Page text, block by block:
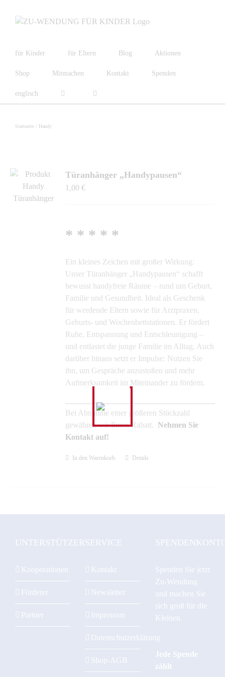
für Kinder für Eltern Blog Aktionen
Shop Mitmachen Kontakt Spenden
englisch
Startseite Handy
Türanhänger „Handypausen“
1,00€
* * * * *
Ein kleines Zeichen mit großer Wirkung:
Unser Türanhänger „Handypausen“ schafft
bewusst handyfreie Räume – rund um Geburt,
Familie und Gesundheit. Ideal als Geschenk
für werdende Eltern sowie für Arztpraxen,
Geburts- und Wochenbettstationen. Er fördert
Ruhe, Entspannung und Entschleunigung –
und entlastet die junge Familie im Alltag. Auch
darüber hinaus setzt er Impulse: Nutzen Sie
ihn, um Gespräche anzustoßen und mehr
Aufmerksamkeit im Miteinander zu fördern.
Bei Abnahme einer größeren Stückzahl
gewähren wir Ihnen Rabatt. Nehmen Sie
Kontakt auf!
In den Warenkorb Details
UNTERSTÜTZER
Kooperationen
Förderer
Partner
SERVICE
Kontakt
Newsletter
Impressum
Datenschutzerklärung
Shop-AGB
Spenden Sie jetzt
Zu-Wendung
und machen Sie
sich groß für die
Kleinen.
Jede Spende
zählt